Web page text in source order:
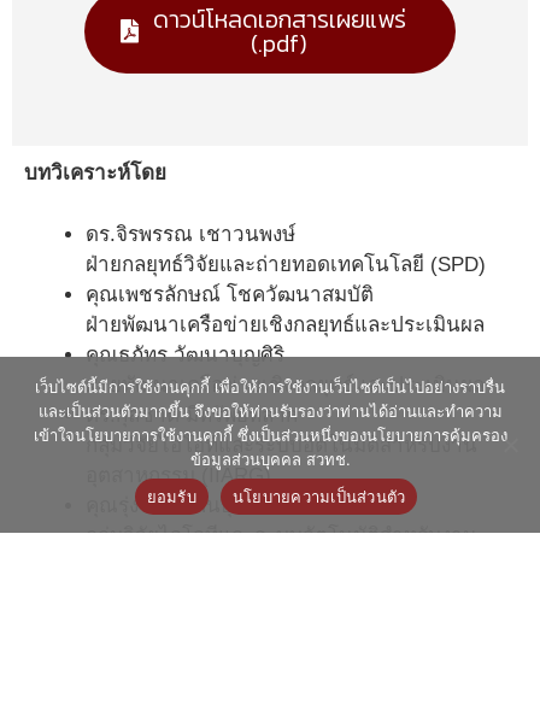
ดาวน์โหลดเอกสารเผยแพร่​
(.pdf)
บทวิเคราะห์โดย
ดร.จิรพรรณ เชาวนพงษ์
ฝ่ายกลยุทธ์วิจัยและถ่ายทอดเทคโนโลยี (SPD)
คุณเพชรลักษณ์ โชควัฒนาสมบัติ
ฝ่ายพัฒนาเครือข่ายเชิงกลยุทธ์และประเมินผล
คุณธภัทร วัฒนาบุญศิริ
ฝ่ายพัฒนาเครือข่ายเชิงกลยุทธ์และประเมินผล
ดร.กุลชาติ มีทรัพย์หลาก
กลุ่มวิจัยไอโอทีและระบบอัตโนมัติสำหรับงาน
อุตสาหกรรม (IIARG)
คุณรุ่งโรจน์ พันธุ์โภคา
กลุ่มวิจัยไอโอทีและระบบอัตโนมัติสำหรับงาน
เว็บไซต์นี้มีการใช้งานคุกกี้ เพื่อให้การใช้งานเว็บไซต์เป็นไปอย่างราบรื่น
และเป็นส่วนตัวมากขึ้น จึงขอให้ท่านรับรองว่าท่านได้อ่านและทำความ
เข้าใจนโยบายการใช้งานคุกกี้ ซึ่งเป็นส่วนหนึ่งของนโยบายการคุ้มครอง
ข้อมูลส่วนบุคคล สวทช.
ยอมรับ
นโยบายความเป็นส่วนตัว